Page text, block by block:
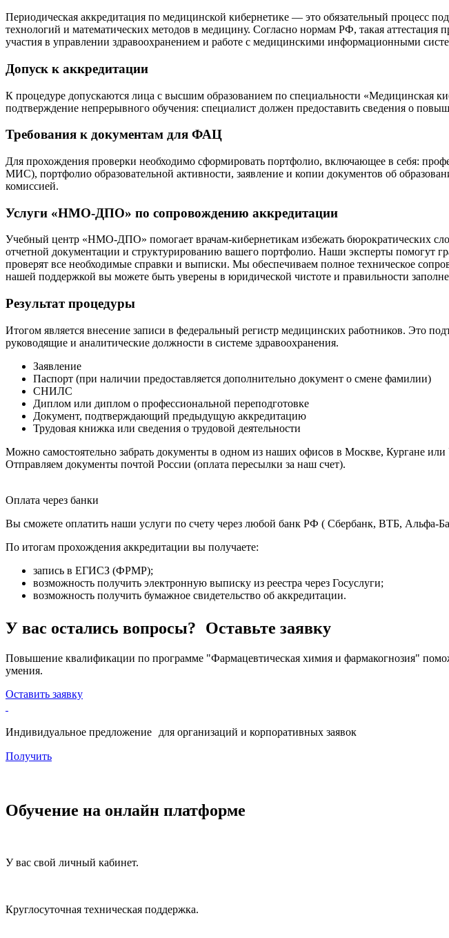
Периодическая аккредитация по медицинской кибернетике — это обязательный процесс
технологий и математических методов в медицину. Согласно нормам РФ, такая аттестация
участия в управлении здравоохранением и работе с медицинскими информационными
Допуск к аккредитации
К процедуре допускаются лица с высшим образованием по специальности «Медицинская
подтверждение непрерывного обучения: специалист должен предоставить сведения о
Требования к документам для ФАЦ
Для прохождения проверки необходимо сформировать портфолио, включающее в себя:
МИС), портфолио образовательной активности, заявление и копии документов об
комиссией.
Услуги «НМО-ДПО» по сопровождению аккредитации
Учебный центр «НМО-ДПО» помогает врачам-кибернетикам избежать бюрократических
отчетной документации и структурированию вашего портфолио. Наши эксперты помогут
проверят все необходимые справки и выписки. Мы обеспечиваем полное техническое
нашей поддержкой вы можете быть уверены в юридической чистоте и правильности
Результат процедуры
Итогом является внесение записи в федеральный регистр медицинских работников. Это
руководящие и аналитические должности в системе здравоохранения.
Заявление
Паспорт (при наличии предоставляется дополнительно документ о смене фамилии)
СНИЛС
Диплом или диплом о профессиональной переподготовке
Документ, подтверждающий предыдущую аккредитацию
Трудовая книжка или сведения о трудовой деятельности
Можно самостоятельно забрать документы в одном из наших офисов в Москве, Кургане
Отправляем документы почтой России (оплата пересылки за наш счет).
Оплата через банки
Вы сможете оплатить наши услуги по счету через любой банк РФ ( Сбербанк, ВТБ, Альфа-
По итогам прохождения аккредитации вы получаете:
запись в ЕГИСЗ (ФРМР);
возможность получить электронную выписку из реестра через Госуслуги;
возможность получить бумажное свидетельство об аккредитации.
У вас остались вопросы? Оставьте заявку
Повышение квалификации по программе "Фармацевтическая химия и фармакогнозия"
умения.
Оставить заявку
Индивидуальное предложение для организаций и корпоративных заявок
Получить
Обучение на онлайн платформе
У вас свой личный кабинет.
Круглосуточная техническая поддержка.